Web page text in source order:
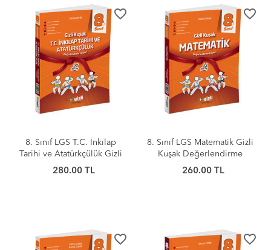
favorite_border
8. Sınıf LGS T.C. İnkılap
Tarihi ve Atatürkçülük Gizli
Kuşak Değerlendirme
280.00 TL
favorite_border
8. Sınıf LGS Matematik Gizli
Kuşak Değerlendirme
Föyleri
260.00 TL
favorite_border favorite_border